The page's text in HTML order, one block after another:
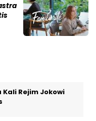
Rejim Jokowi